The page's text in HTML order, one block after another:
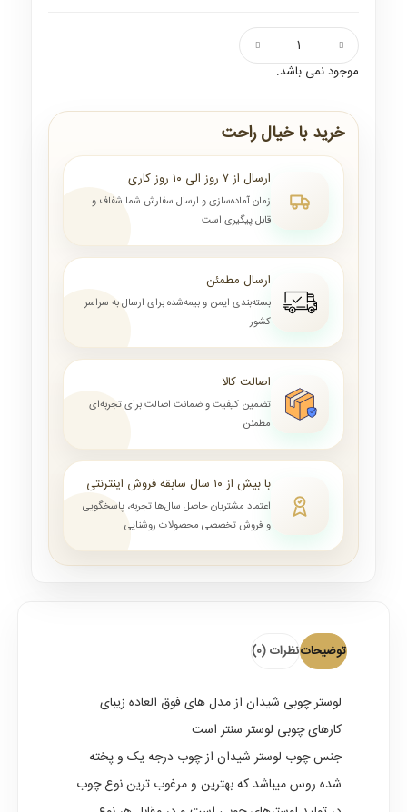
موجود نمی باشد.
خرید با خیال راحت
ارسال از ۷ روز الی ۱۰ روز کاری
زمان آماده‌سازی و ارسال سفارش شما شفاف و
قابل پیگیری است
ارسال مطمئن
بسته‌بندی ایمن و بیمه‌شده برای ارسال به سراسر
کشور
اصالت کالا
تضمین کیفیت و ضمانت اصالت برای تجربه‌ای
مطمئن
با بیش از ۱۰ سال سابقه فروش اینترنتی
اعتماد مشتریان حاصل سال‌ها تجربه، پاسخگویی
و فروش تخصصی محصولات روشنایی
توضیحاتنظرات (0)
لوستر چوبی شیدان از مدل های فوق العاده زیبای
کارهای چوبی لوستر سنتر است
جنس چوب لوستر شیدان از چوب درجه یک و پخته
شده روس میباشد که بهترین و مرغوب ترین نوع چوب